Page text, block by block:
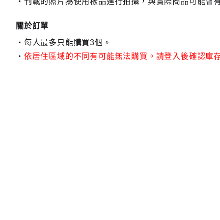
關於訂單
每人最多只能購買3個。
依居住區域的不同有可能無法購買。請登入後確認庫